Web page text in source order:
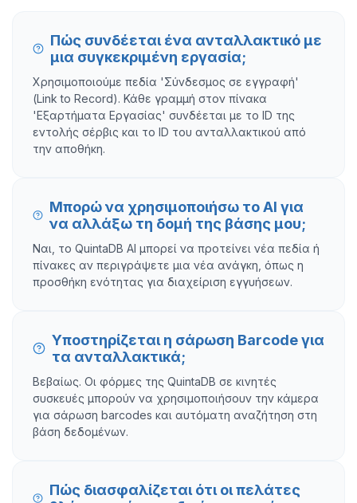
Πώς συνδέεται ένα ανταλλακτικό με
μια συγκεκριμένη εργασία;
Χρησιμοποιούμε πεδία 'Σύνδεσμος σε εγγραφή'
(Link to Record). Κάθε γραμμή στον πίνακα
'Εξαρτήματα Εργασίας' συνδέεται με το ID της
εντολής σέρβις και το ID του ανταλλακτικού από
την αποθήκη.
Μπορώ να χρησιμοποιήσω το AI για
να αλλάξω τη δομή της βάσης μου;
Ναι, το QuintaDB AI μπορεί να προτείνει νέα πεδία ή
πίνακες αν περιγράψετε μια νέα ανάγκη, όπως η
προσθήκη ενότητας για διαχείριση εγγυήσεων.
Υποστηρίζεται η σάρωση Barcode για
τα ανταλλακτικά;
Βεβαίως. Οι φόρμες της QuintaDB σε κινητές
συσκευές μπορούν να χρησιμοποιήσουν την κάμερα
για σάρωση barcodes και αυτόματη αναζήτηση στη
βάση δεδομένων.
Πώς διασφαλίζεται ότι οι πελάτες